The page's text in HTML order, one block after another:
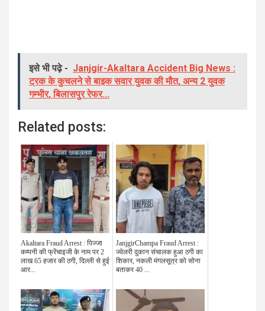
इसे भी पढ़े - Janjgir-Akaltara Accident Big News :
ट्रक के कुचलने से बाइक सवार युवक की मौत, अन्य 2 युवक
गम्भीर, बिलासपुर रेफर...
Related posts:
Akaltara Fraud Arrest : पिज्जा
कम्पनी की फ्रेंचाइजी के नाम पर 2
लाख 65 हजार की ठगी, दिल्ली से हुई
आर...
JanjgirChampa Fraud Arrest :
ज्वेलरी दुकान संचालक हुआ ठगी का
शिकार, नकली मंगलसूत्र को सोना
बताकर 40 ...